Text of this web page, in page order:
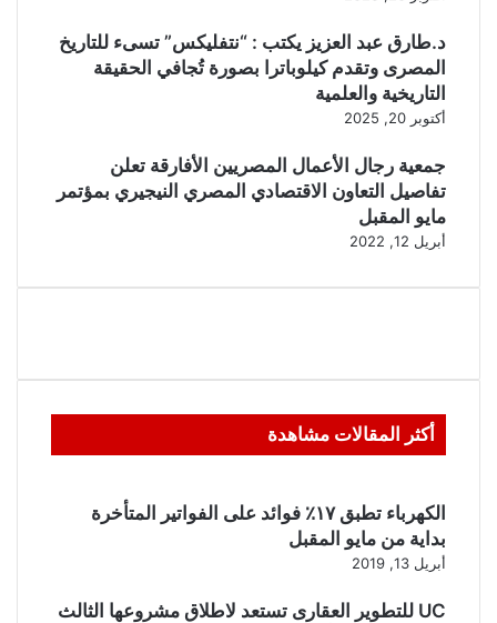
د.طارق عبد العزيز يكتب : “نتفليكس” تسىء للتاريخ
المصرى وتقدم كيلوباترا بصورة تُجافي الحقيقة
التاريخية والعلمية
أكتوبر 20, 2025
جمعية رجال الأعمال المصريين الأفارقة تعلن
تفاصيل التعاون الاقتصادي المصري النيجيري بمؤتمر
مايو المقبل
أبريل 12, 2022
أكثر المقالات مشاهدة
الكهرباء تطبق ١٧٪ فوائد على الفواتير المتأخرة
بداية من مايو المقبل
أبريل 13, 2019
UC للتطوير العقارى تستعد لاطلاق مشروعها الثالث